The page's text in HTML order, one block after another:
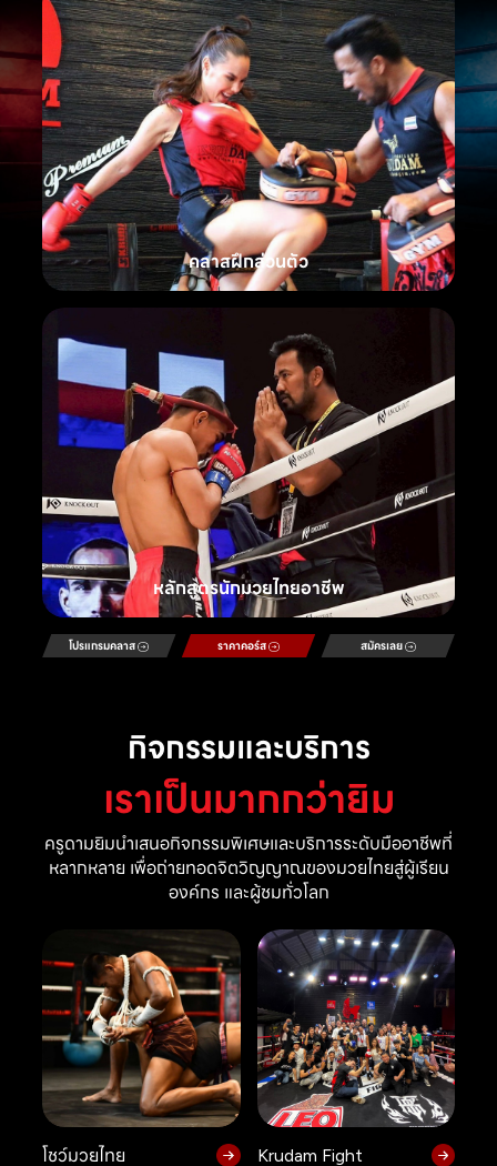
คลาสฝึกส่วนตัว
หลักสูตรนักมวยไทยอาชีพ
โปรแกรมคลาส ราคาคอร์ส สมัครเลย
กิจกรรมและบริการ
เราเป็นมากกว่ายิม
ครูดามยิมนำเสนอกิจกรรมพิเศษและบริการระดับมืออาชีพที่
หลากหลาย เพื่อถ่ายทอดจิตวิญญาณของมวยไทยสู่ผู้เรียน
องค์กร และผู้ชมทั่วโลก
โชว์มวยไทย Krudam Fight